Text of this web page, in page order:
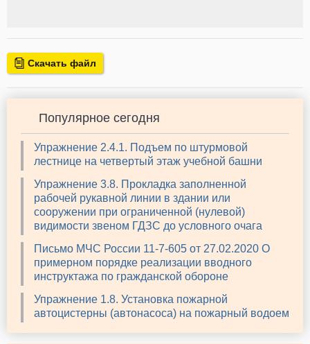
Скачать файл
Популярное сегодня
Упражнение 2.4.1. Подъем по штурмовой
лестнице на четвертый этаж учебной башни
Упражнение 3.8. Прокладка заполненной
рабочей рукавной линии в здании или
сооружении при ограниченной (нулевой)
видимости звеном ГДЗС до условного очага
Письмо МЧС России 11-7-605 от 27.02.2020 О
примерном порядке реализации вводного
инструктажа по гражданской обороне
Упражнение 1.8. Установка пожарной
автоцистерны (автонасоса) на пожарный водоем